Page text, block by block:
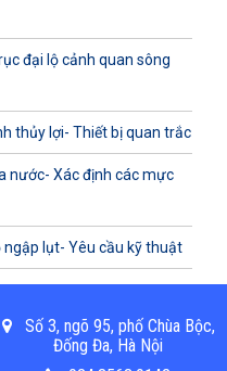
đại lộ cảnh quan sông
thủy lợi- Thiết bị quan trắc
nước- Xác định các mực
ngập lụt- Yêu cầu kỹ thuật
Số 3, ngõ 95, phố Chùa Bộc,
Đống Đa, Hà Nội